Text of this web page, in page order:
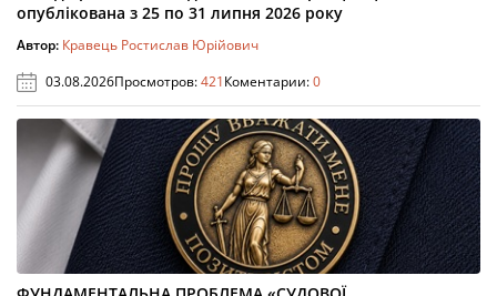
опублікована з 25 по 31 липня 2026 року
Автор: Кравець Ростислав Юрійович
03.08.2026Просмотров:421Коментарии:0